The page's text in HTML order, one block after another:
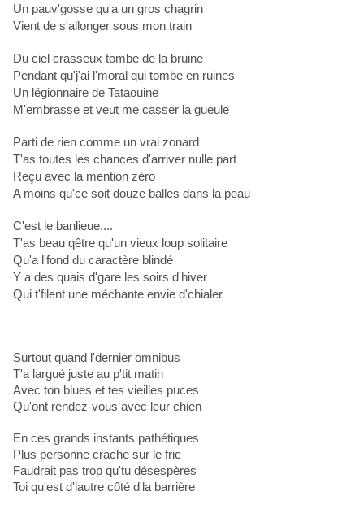
Un pauv'gosse qu'a un gros chagrin
Vient de s'allonger sous mon train
Du ciel crasseux tombe de la bruine
Pendant qu'j'ai l'moral qui tombe en ruines
Un légionnaire de Tataouine
M'embrasse et veut me casser la gueule
Parti de rien comme un vrai zonard
T'as toutes les chances d'arriver nulle part
Reçu avec la mention zéro
A moins qu'ce soit douze balles dans la peau
C'est le banlieue....
T'as beau qêtre qu'un vieux loup solitaire
Qu'a l'fond du caractère blindé
Y a des quais d'gare les soirs d'hiver
Qui t'filent une méchante envie d'chialer
Surtout quand l'dernier omnibus
T'a largué juste au p'tit matin
Avec ton blues et tes vieilles puces
Qu'ont rendez-vous avec leur chien
En ces grands instants pathétiques
Plus personne crache sur le fric
Faudrait pas trop qu'tu désespères
Toi qu'est d'lautre côté d'la barrière